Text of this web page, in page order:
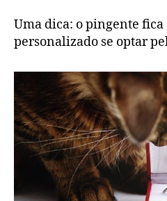
Uma dica: o pingente
personalizado se optar